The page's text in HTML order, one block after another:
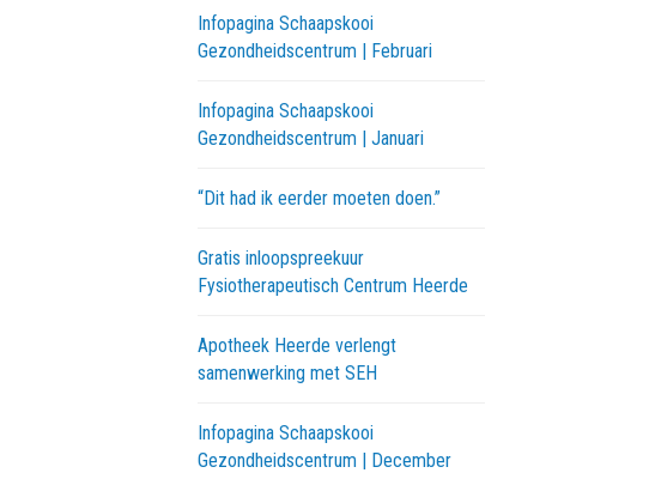
Infopagina Schaapskooi
Gezondheidscentrum | Februari
Infopagina Schaapskooi
Gezondheidscentrum | Januari
“Dit had ik eerder moeten doen.”
Gratis inloopspreekuur
Fysiotherapeutisch Centrum Heerde
Apotheek Heerde verlengt
samenwerking met SEH
Infopagina Schaapskooi
Gezondheidscentrum | December